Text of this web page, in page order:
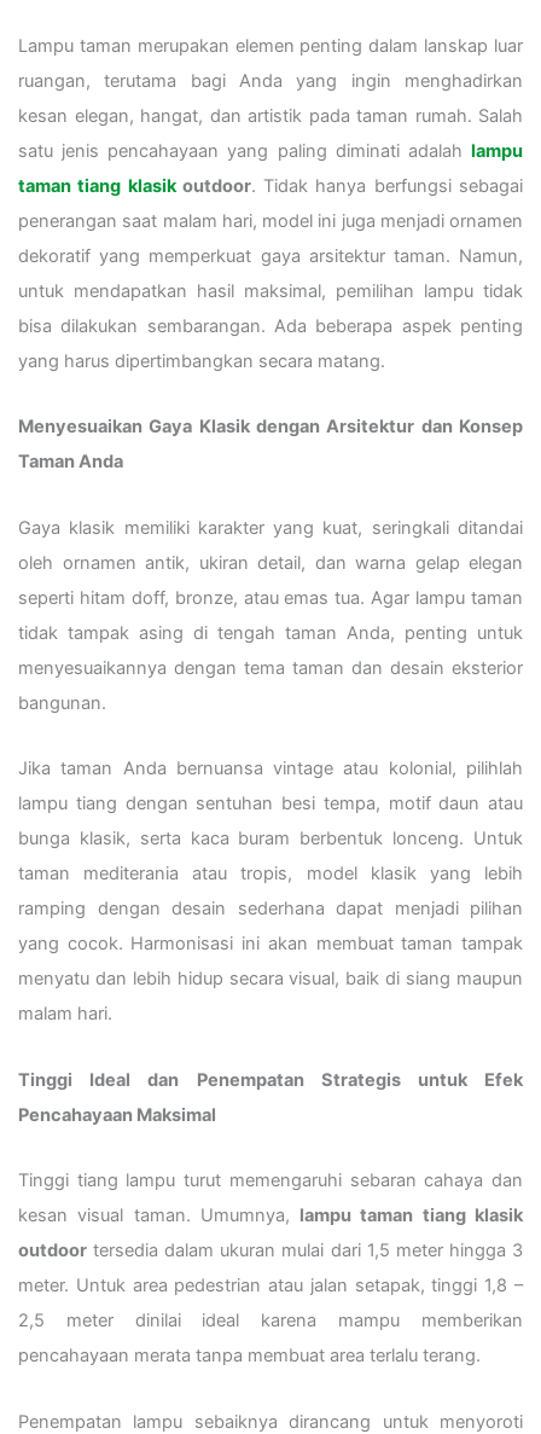
Lampu taman merupakan elemen penting dalam lanskap luar
ruangan, terutama bagi Anda yang ingin menghadirkan
kesan elegan, hangat, dan artistik pada taman rumah. Salah
satu jenis pencahayaan yang paling diminati adalah lampu
taman tiang klasikoutdoor. Tidak hanya berfungsi sebagai
penerangan saat malam hari, model ini juga menjadi ornamen
dekoratif yang memperkuat gaya arsitektur taman. Namun,
untuk mendapatkan hasil maksimal, pemilihan lampu tidak
bisa dilakukan sembarangan. Ada beberapa aspek penting
yang harus dipertimbangkan secara matang.
Menyesuaikan Gaya Klasik dengan Arsitektur dan Konsep
Taman Anda
Gaya klasik memiliki karakter yang kuat, seringkali ditandai
oleh ornamen antik, ukiran detail, dan warna gelap elegan
seperti hitam doff, bronze, atau emas tua. Agar lampu taman
tidak tampak asing di tengah taman Anda, penting untuk
menyesuaikannya dengan tema taman dan desain eksterior
bangunan.
Jika taman Anda bernuansa vintage atau kolonial, pilihlah
lampu tiang dengan sentuhan besi tempa, motif daun atau
bunga klasik, serta kaca buram berbentuk lonceng. Untuk
taman mediterania atau tropis, model klasik yang lebih
ramping dengan desain sederhana dapat menjadi pilihan
yang cocok. Harmonisasi ini akan membuat taman tampak
menyatu dan lebih hidup secara visual, baik di siang maupun
malam hari.
Tinggi Ideal dan Penempatan Strategis untuk Efek
Pencahayaan Maksimal
Tinggi tiang lampu turut memengaruhi sebaran cahaya dan
kesan visual taman. Umumnya, lampu taman tiang klasik
outdoor tersedia dalam ukuran mulai dari 1,5 meter hingga 3
meter. Untuk area pedestrian atau jalan setapak, tinggi 1,8 –
2,5 meter dinilai ideal karena mampu memberikan
pencahayaan merata tanpa membuat area terlalu terang.
Penempatan lampu sebaiknya dirancang untuk menyoroti